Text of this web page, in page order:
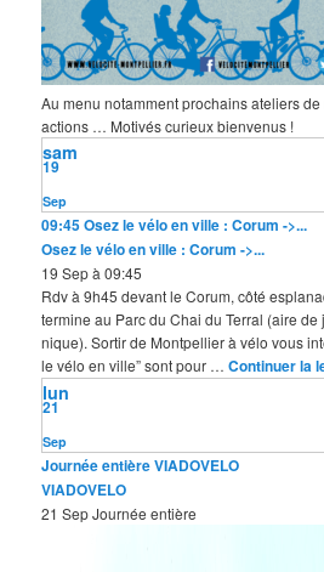
Au menu notamment prochains ateliers
actions … Motivés curieux bienvenus !
Sep
19
sam
09:45Osez le vélo en ville : Corum ->...
Osez le vélo en ville : Corum ->...
19 Sep à 09:45
Rdv à 9h45 devant le Corum, côté
termine au Parc du Chai du Terral (aire
nique). Sortir de Montpellier à vélo vous
le vélo en ville” sont pour …Continuer la
Sep
21
lun
Journée entièreVIADOVELO
VIADOVELO
21 SepJournée entière